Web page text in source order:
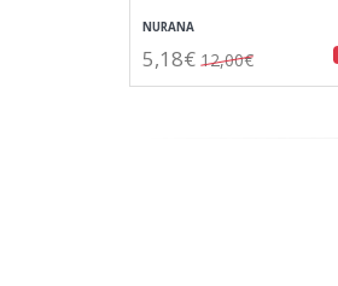
NURANA
5,18€ 12,00€